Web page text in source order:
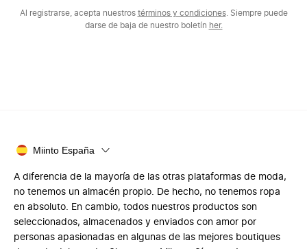
Al registrarse, acepta nuestros términos y condiciones. Siempre puede
darse de baja de nuestro boletín her.
Miinto España
A diferencia de la mayoría de las otras plataformas de moda,
no tenemos un almacén propio. De hecho, no tenemos ropa
en absoluto. En cambio, todos nuestros productos son
seleccionados, almacenados y enviados con amor por
personas apasionadas en algunas de las mejores boutiques